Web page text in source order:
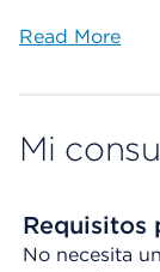
Read More
Mi
Requisitos
No necesita